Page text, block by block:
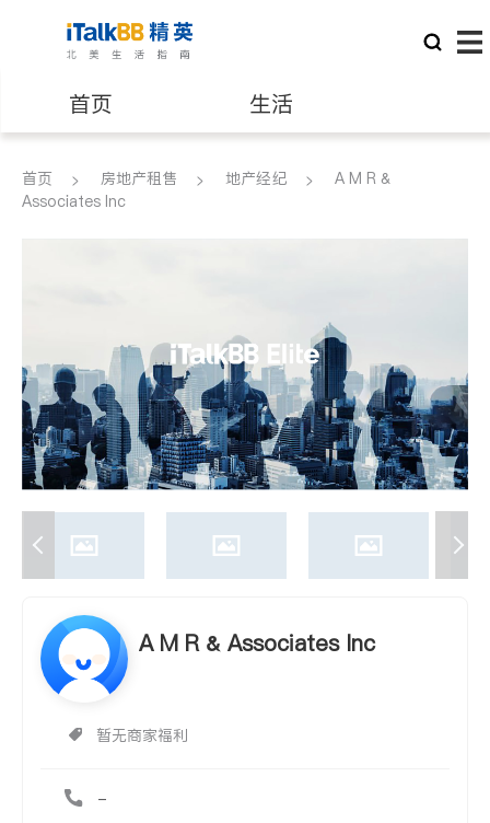
首页 生活
医生 律师
养老 非盈利组织
首页 房地产租售 地产经纪
A M R &
Associates Inc
A M R & Associates Inc
暂无商家福利
-